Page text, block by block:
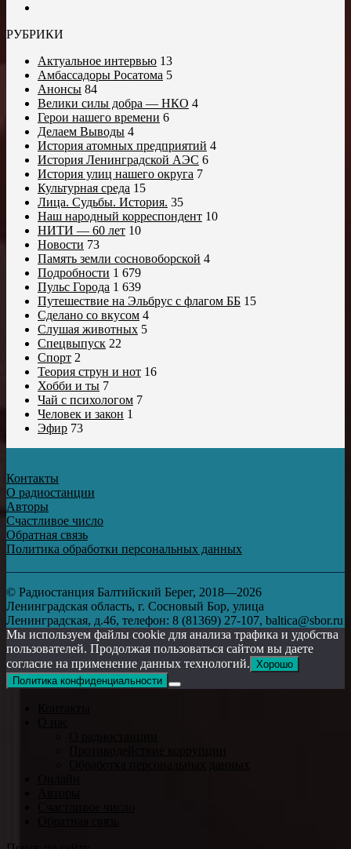
РУБРИКИ
Актуальное интервью 13
Амбассадоры Росатома 5
Анонсы 84
Велики силы добра — НКО 4
Герои нашего времени 6
Делаем Выводы 4
История атомных предприятий 4
История Ленинградской АЭС 6
История улиц нашего округа 7
Культурная среда 15
Лица. Судьбы. История. 35
Наш народный корреспондент 10
НИТИ — 60 лет 10
Новости 73
Память земли сосновоборской 4
Подробности 1 679
Пульс Города 1 639
Путешествие на Эльбрус с флагом ББ 15
Сделано со вкусом 4
Слушая животных 5
Спецвыпуск 22
Спорт 2
Теория струн и нот 16
Хобби и ты 7
Чай с психологом 7
Человек и закон 1
Эфир 73
Контакты
О радиостанции
Авторы
Счастливое число
Обратная связь
Политика обработки персональных данных
© Радиостанция Балтийский Берег, 2018—2026
Ленинградская область, г. Сосновый Бор, улица
Ленинградская, д.46, телефон: 8 (81369) 27-107, baltica@sbor.ru
Мы используем файлы cookie для анализа трафика и удобства
пользователей. Продолжая пользоваться сайтом вы даете
согласие на применение данных технологий. Хорошо
Политика конфиденциальности